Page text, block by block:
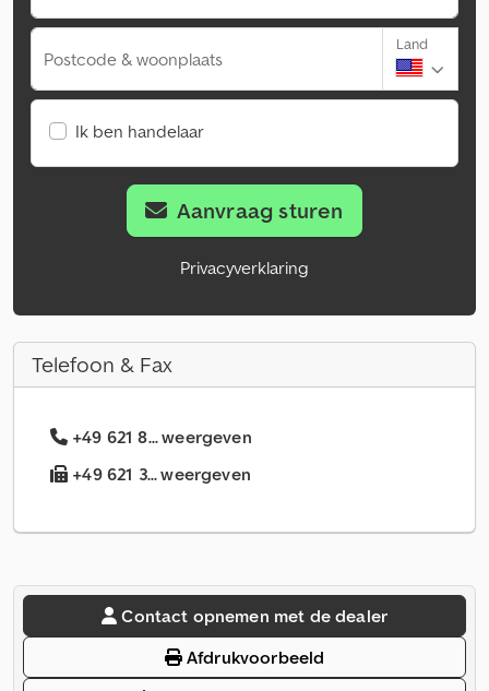
Postcode & woonplaats
Land
Ik ben handelaar
Aanvraag sturen
Privacyverklaring
Telefoon & Fax
+49 621 8... weergeven
+49 621 3... weergeven
Contact opnemen met de dealer
Afdrukvoorbeeld